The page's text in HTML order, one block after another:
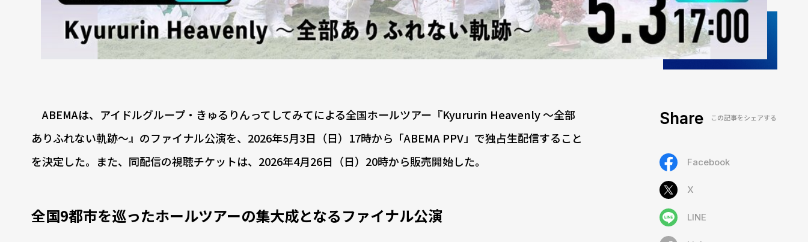
ABEMAは、アイドルグループ・きゅるりんってしてみてによる全国ホールツアー『Kyururin Heavenly 〜全部
ありふれない軌跡〜』のファイナル公演を、2026年5月3日（日）17時から「ABEMA PPV」で独占生配信すること
を決定した。また、同配信の視聴チケットは、2026年4月26日（日）20時から販売開始した。
全国9都市を巡ったホールツアーの集大成となるファイナル公演
Share この記事をシェアする
Facebook
X
LINE